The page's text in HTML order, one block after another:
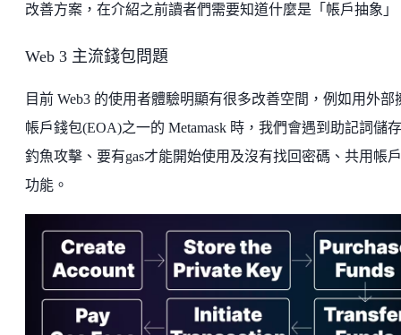
改善方案，在介紹之前讀者們需要知道什麼是「帳戶抽象」
Web 3 主流錢包問題
目前 Web3 的使用者體驗明顯有很多改善空間，例如用外部
帳戶錢包(EOA)之一的 Metamask 時，我們會遇到助記詞儲
釣魚攻擊、要有gas才能開始使用及沒有找回密碼、共用帳
功能。